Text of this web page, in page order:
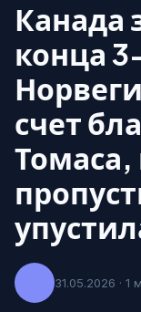
Канада
конца
счет
Томаса,
31.05.2026 · 1